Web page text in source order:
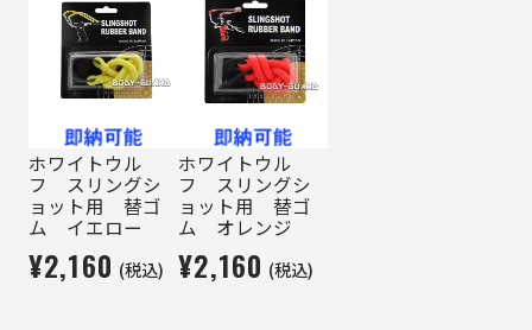
ホワイトウル
フ スリングシ
ョット用 替ゴ
ム イエロー
¥2,160 (税込)
ホワイトウル
フ スリングシ
ョット用 替ゴ
ム オレンジ
¥2,160 (税込)